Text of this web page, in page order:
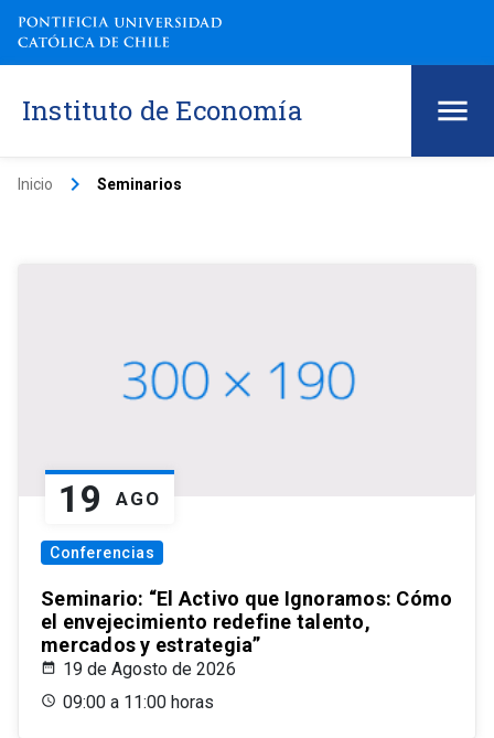
Instituto de Economía
Inicio keyboard_arrow_right Seminarios
19 AGO
Conferencias
Seminario: “El Activo que Ignoramos: Cómo
el envejecimiento redefine talento,
mercados y estrategia”
19 de Agosto de 2026
09:00 a 11:00 horas